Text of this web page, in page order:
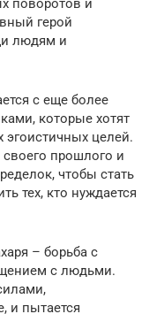
поворотов и
герой
людям и
с еще более
которые хотят
эгоистичных целей.
прошлого и
чтобы стать
тех, кто нуждается
– борьба с
с людьми.
и пытается